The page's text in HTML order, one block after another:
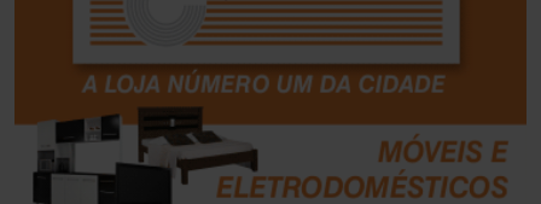
Boquira (152)
Botuporã
Brasil (7680)